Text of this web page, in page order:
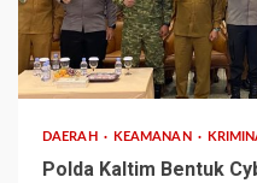
2 min read
DAERAH KEAMANAN
Polda Kaltim Bentuk